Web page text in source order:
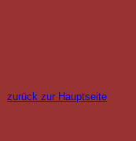
zurück zur Hauptseite